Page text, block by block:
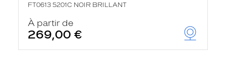
FT0613 5201C NOIR BRILLANT
À partir de
269,00 €